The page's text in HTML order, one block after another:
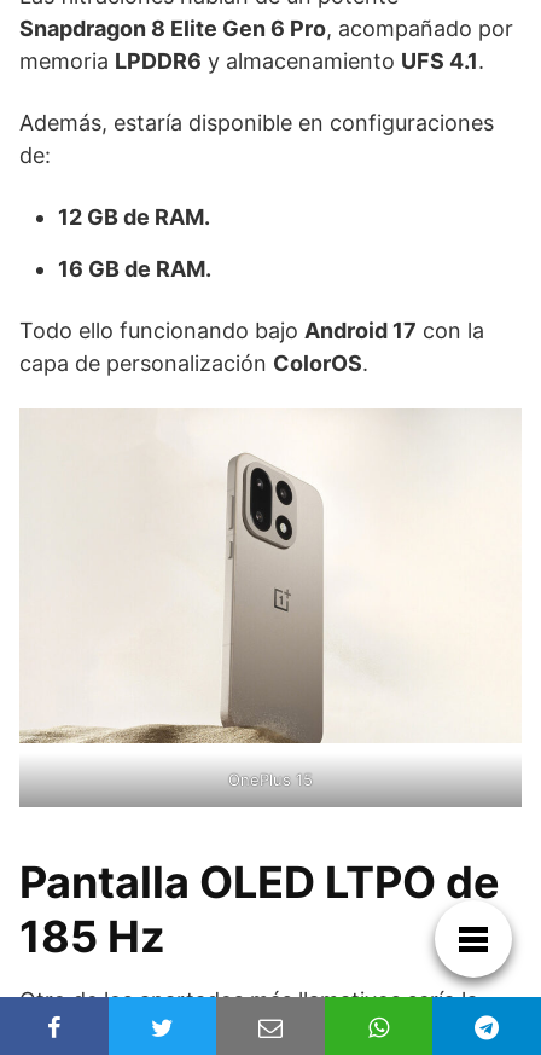
Snapdragon 8 Elite Gen 6 Pro, acompañado por
memoria LPDDR6 y almacenamiento UFS 4.1.
Además, estaría disponible en configuraciones
de:
12 GB de RAM.
16 GB de RAM.
Todo ello funcionando bajo Android 17 con la
capa de personalización ColorOS.
OnePlus 15
Pantalla OLED LTPO de
185 Hz
Otro de los apartados más llamativos sería la
pantalla.